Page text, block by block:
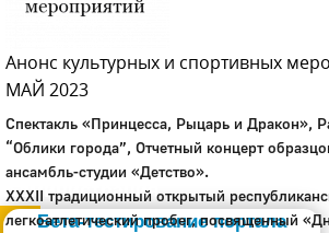
Администрация
Бета-тестирование портала
Анонс культурных и спортивных
МАЙ 2023
Спектакль «Принцесса, Рыцарь и Дракон»,
“Облики города”, Отчетный концерт
ансамбль-студии «Детство».
XXXII традиционный открытый
легкоатлетический пробег, посвященный